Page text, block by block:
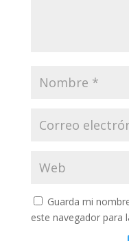
Guarda mi
este navegador para